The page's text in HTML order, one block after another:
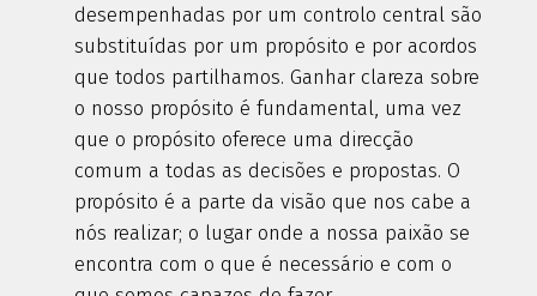
desempenhadas por um controlo central são
substituídas por um propósito e por acordos
que todos partilhamos. Ganhar clareza sobre
o nosso propósito é fundamental, uma vez
que o propósito oferece uma direcção
comum a todas as decisões e propostas. O
propósito é a parte da visão que nos cabe a
nós realizar; o lugar onde a nossa paixão se
encontra com o que é necessário e com o